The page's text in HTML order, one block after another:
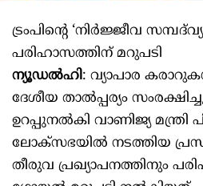
ട്രംപിന്റെ ‘നിർജ്ജീവ
പരിഹാസത്തിന് മറുപടി
ന്യൂഡൽഹി: വ്യാപാര
ദേശീയ താൽപ്പര്യം
ഉറപ്പുനൽകി വാണിജ്യ
ലോക്സഭയിൽ നടത്തിയ
തീരുവ പ്രഖ്യാപനത്തിനും